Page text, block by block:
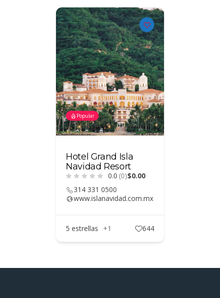
Popular
Hotel Grand Isla
Navidad Resort
0.0 (0)$0.00
314 331 0500
www.islanavidad.com.mx
5 estrellas +1 644